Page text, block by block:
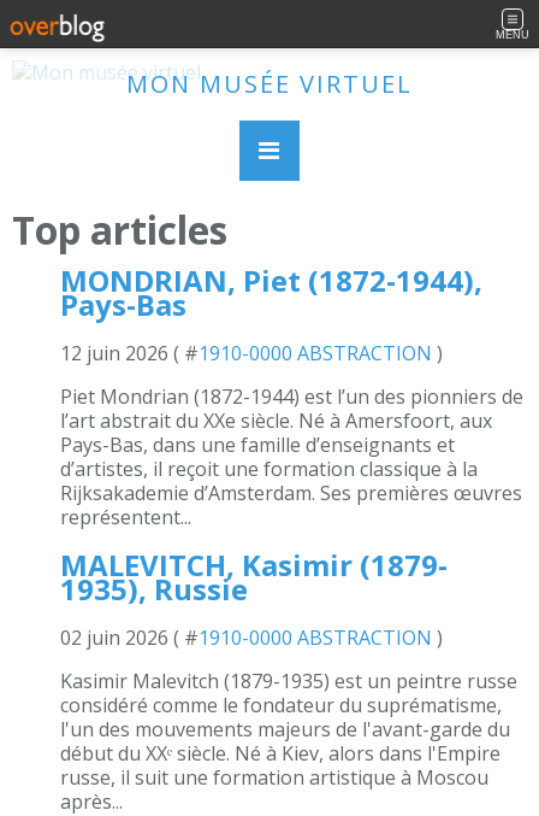
MENU
MON MUSÉE VIRTUEL
Top articles
MONDRIAN, Piet (1872-1944),
Pays-Bas
12 juin 2026 ( #1910-0000 ABSTRACTION )
Piet Mondrian (1872-1944) est l’un des pionniers de
l’art abstrait du XXe siècle. Né à Amersfoort, aux
Pays-Bas, dans une famille d’enseignants et
d’artistes, il reçoit une formation classique à la
Rijksakademie d’Amsterdam. Ses premières œuvres
représentent...
MALEVITCH, Kasimir (1879-
1935), Russie
02 juin 2026 ( #1910-0000 ABSTRACTION )
Kasimir Malevitch (1879-1935) est un peintre russe
considéré comme le fondateur du suprématisme,
l'un des mouvements majeurs de l'avant-garde du
début du XXᵉ siècle. Né à Kiev, alors dans l'Empire
russe, il suit une formation artistique à Moscou
après...